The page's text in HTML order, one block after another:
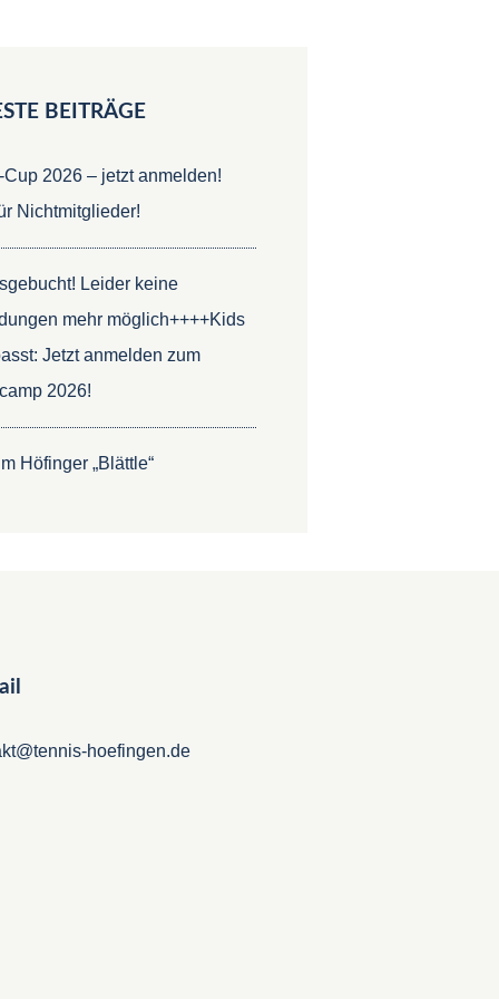
BEITRÄGE
2026 – jetzt anmelden!
Nichtmitglieder!
Leider keine
mehr möglich++++Kids
Jetzt anmelden zum
2026!
Höfinger „Blättle“
hoefingen.de